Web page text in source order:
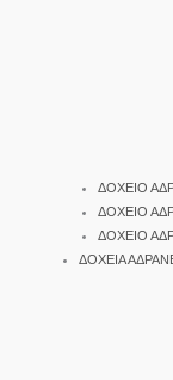
ΔΟΧΕΙΟ
ΔΟΧΕΙΟ
ΔΟΧΕΙΟ
ΔΟΧΕΙΑ